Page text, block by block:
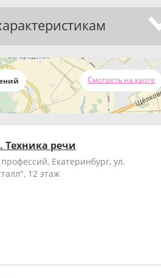
Смотреть на карте
Техника речи
Екатеринбург, ул.
12 этаж